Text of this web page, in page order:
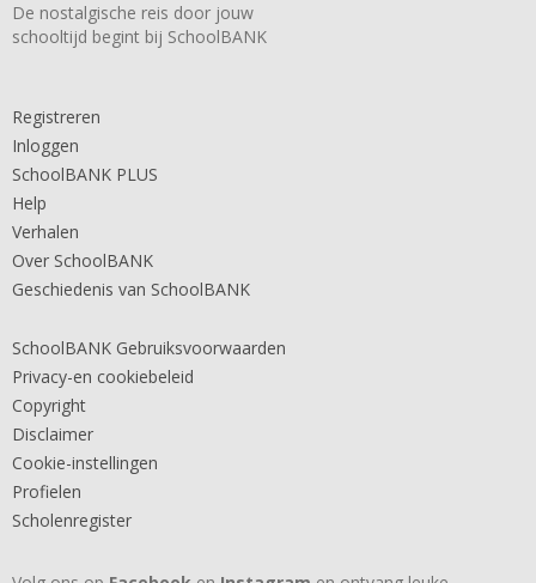
De nostalgische reis door jouw
schooltijd begint bij SchoolBANK
Registreren
Inloggen
SchoolBANK PLUS
Help
Verhalen
Over SchoolBANK
Geschiedenis van SchoolBANK
SchoolBANK Gebruiksvoorwaarden
Privacy-en cookiebeleid
Copyright
Disclaimer
Cookie-instellingen
Profielen
Scholenregister